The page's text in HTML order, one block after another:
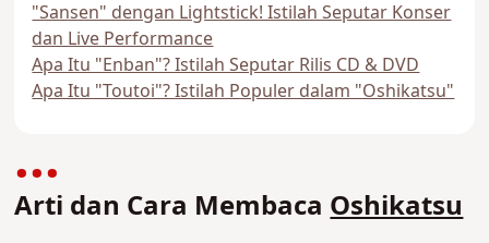
"Sansen" dengan Lightstick! Istilah Seputar Konser
dan Live Performance
Apa Itu "Enban"? Istilah Seputar Rilis CD & DVD
Apa Itu "Toutoi"? Istilah Populer dalam "Oshikatsu"
Arti dan Cara MembacaOshikatsu